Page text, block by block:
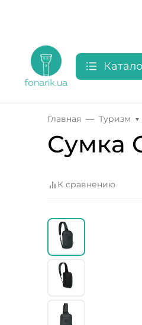
Главная Туризм
Сумка
К сравнению